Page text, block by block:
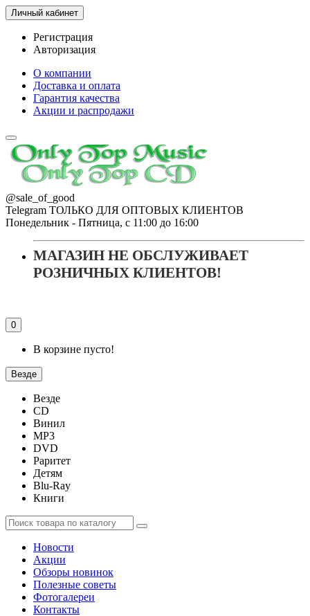
Личный кабинет
Регистрация
Авторизация
О компании
Доставка и оплата
Гарантия качества
Акции и распродажи
@sale_of_good
Telegram ТОЛЬКО ДЛЯ ОПТОВЫХ КЛИЕНТОВ
Понедельник - Пятница, с 11:00 до 16:00
МАГАЗИН НЕ ОБСЛУЖИВАЕТ
РОЗНИЧНЫХ КЛИЕНТОВ!
0
В корзине пусто!
Везде
Везде
CD
Винил
MP3
DVD
Раритет
Детям
Blu-Ray
Книги
Новости
Акции
Обзоры новинок
Полезные советы
Фотогалереи
Контакты